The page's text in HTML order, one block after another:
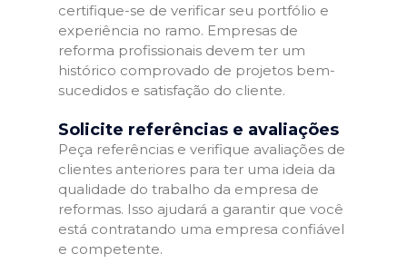
certifique-se de verificar seu portfólio e
experiência no ramo. Empresas de
reforma profissionais devem ter um
histórico comprovado de projetos bem-
sucedidos e satisfação do cliente.
Solicite referências e avaliações
Peça referências e verifique avaliações de
clientes anteriores para ter uma ideia da
qualidade do trabalho da empresa de
reformas. Isso ajudará a garantir que você
está contratando uma empresa confiável
e competente.